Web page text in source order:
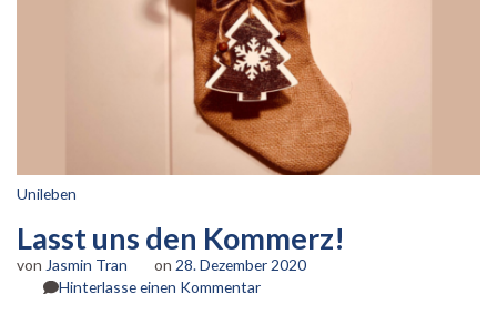
Unileben
Lasst uns den Kommerz!
von Jasmin Tran on 28. Dezember 2020
Hinterlasse einen Kommentarzu